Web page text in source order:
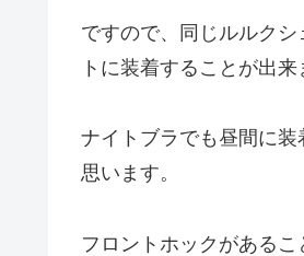
ですので、同じルルク
トに装着することが出来
ナイトブラでも昼間に
思います。
フロントホックがある